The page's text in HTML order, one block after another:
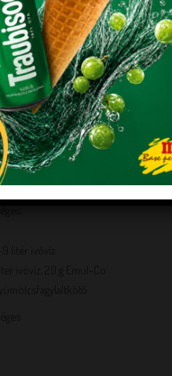
9 liter ivóvíz
liter ivóvíz, 20 g Emul-Co
Gel
9 liter ivóvíz
ivóvíz, 20 g Emul-Co